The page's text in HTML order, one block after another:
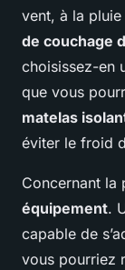
vent, à la
de couchage
choisissez-en
que vous
matelas
éviter le froid
Concernant la
équipement.
capable de
vous pourriez